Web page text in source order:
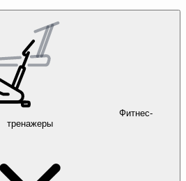
Фитнес-
тренажеры